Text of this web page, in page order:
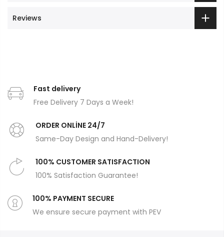
Reviews
Fast delivery
Free Delivery 7 Days a Week!
ORDER ONLİNE 24/7
Same-Day Design and Hand-Delivery!
100% CUSTOMER SATISFACTION
100% Satisfaction Guarantee!
100% PAYMENT SECURE
We ensure secure payment with PEV